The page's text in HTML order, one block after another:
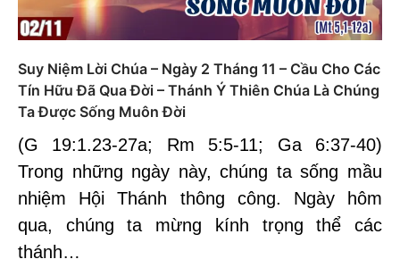
Suy Niệm Lời Chúa – Ngày 2 Tháng 11 – Cầu Cho Các
Tín Hữu Đã Qua Đời – Thánh Ý Thiên Chúa Là Chúng
Ta Được Sống Muôn Đời
(G 19:1.23-27a; Rm 5:5-11; Ga 6:37-40)
Trong những ngày này, chúng ta sống mầu
nhiệm Hội Thánh thông công. Ngày hôm
qua, chúng ta mừng kính trọng thể các
thánh…